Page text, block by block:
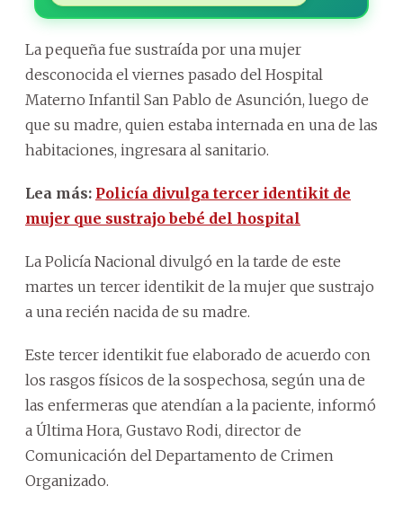
La pequeña fue sustraída por una mujer
desconocida el viernes pasado del Hospital
Materno Infantil San Pablo de Asunción, luego de
que su madre, quien estaba internada en una de las
habitaciones, ingresara al sanitario.
Lea más: Policía divulga tercer identikit de
mujer que sustrajo bebé del hospital
La Policía Nacional divulgó en la tarde de este
martes un tercer identikit de la mujer que sustrajo
a una recién nacida de su madre.
Este tercer identikit fue elaborado de acuerdo con
los rasgos físicos de la sospechosa, según una de
las enfermeras que atendían a la paciente, informó
a Última Hora, Gustavo Rodi, director de
Comunicación del Departamento de Crimen
Organizado.